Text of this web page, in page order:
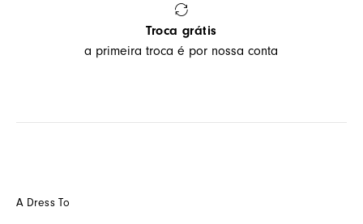
Troca grátis
a primeira troca é por nossa conta
A Dress To